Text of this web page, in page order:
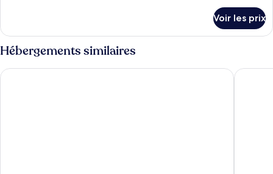
le
type
de
chambre
Chambre
Voir les prix
Hébergements similaires
Ariena the Boutique Hotel Tulip